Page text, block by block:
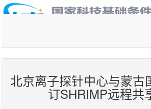
北京离子探针中心与蒙古
订SHRIMP远程共